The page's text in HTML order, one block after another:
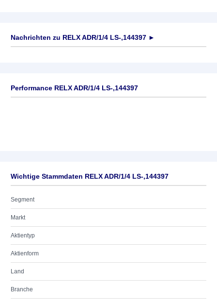
Nachrichten zu RELX ADR/1/4 LS-,144397 ►
Performance RELX ADR/1/4 LS-,144397
Wichtige Stammdaten RELX ADR/1/4 LS-,144397
Segment
Markt
Aktientyp
Aktienform
Land
Branche